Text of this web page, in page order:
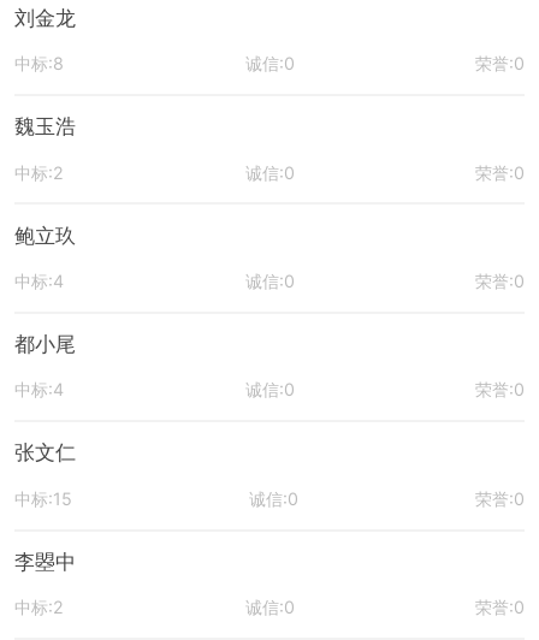
刘金龙
中标:8 诚信:0 荣誉:0
魏玉浩
中标:2 诚信:0 荣誉:0
鲍立玖
中标:4 诚信:0 荣誉:0
都小尾
中标:4 诚信:0 荣誉:0
张文仁
中标:15 诚信:0 荣誉:0
李曌中
中标:2 诚信:0 荣誉:0